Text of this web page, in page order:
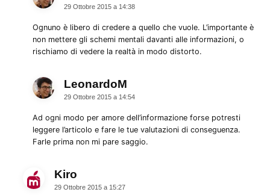
29 Ottobre 2015 a 14:38
Ognuno è libero di credere a quello che vuole. L’importante è
non mettere gli schemi mentali davanti alle informazioni, o
rischiamo di vedere la realtà in modo distorto.
LeonardoM
29 Ottobre 2015 a 14:54
Ad ogni modo per amore dell’informazione forse potresti
leggere l’articolo e fare le tue valutazioni di conseguenza.
Farle prima non mi pare saggio.
Kiro
29 Ottobre 2015 a 15:27